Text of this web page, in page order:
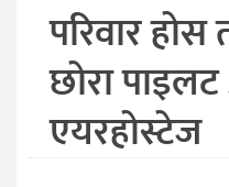
स्वास्थ्य
खेलकुद
मनोरन्जन
परिवार
छोरा
एयरहोस्टेज